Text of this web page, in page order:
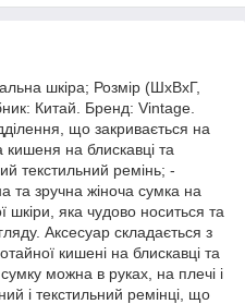
шкіра; Розмір (ШхВхГ,
Китай. Бренд: Vintage.
що закривається на
кишеня на блискавці та
текстильний ремінь; -
та зручна жіноча сумка на
шкіри, яка чудово носиться та
Аксесуар складається з
кишені на блискавці та
можна в руках, на плечі і
і текстильний ремінці, що